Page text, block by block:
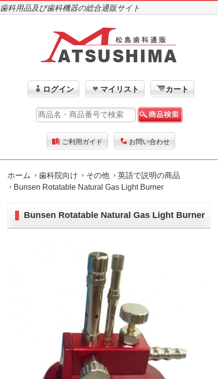
歯科用品及び歯科機器の総合通販サイト
ログイン マイリスト カート
ご利用ガイド お問い合わせ
ホーム 歯科院向け その他
英語で説明の商品
Bunsen Rotatable Natural Gas Light Burner
Bunsen Rotatable Natural Gas Light Burner